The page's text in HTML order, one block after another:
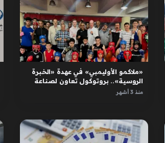
«ملاكمو الأوليمبي» في عهدة «الخبرة
الروسية».. بروتوكول تعاون لصناعة
الأبطال
منذ 3 أشهر